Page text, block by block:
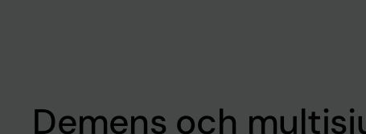
Demens och